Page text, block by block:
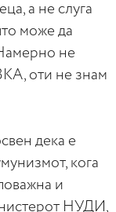
а не слуга
може да
не
оти не знам
дека е
кога
и
НУДИ,